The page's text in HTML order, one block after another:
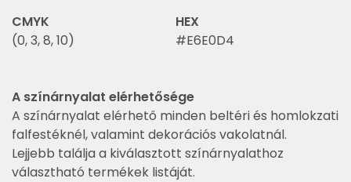
CMYK
(0, 3, 8, 10)
HEX
#E6E0D4
A színárnyalat elérhetősége
A színárnyalat elérhető minden beltéri és homlokzati
falfestéknél, valamint dekorációs vakolatnál.
Lejjebb találja a kiválasztott színárnyalathoz
választható termékek listáját.